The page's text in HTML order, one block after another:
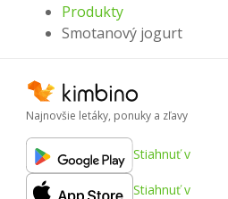
Produkty
Smotanový jogurt
Najnovšie letáky, ponuky a zľavy
Stiahnuť v
Stiahnuť v